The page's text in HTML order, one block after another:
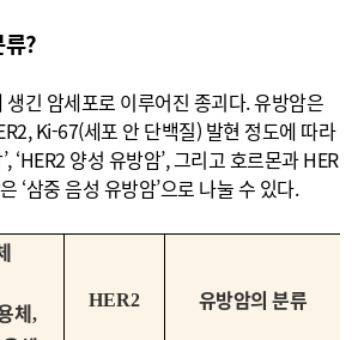
?
긴 암세포로 이루어진 종괴다. 유방암은
Ki-67(세포 안 단백질) 발현 정도에 따라
‘HER2 양성 유방암’, 그리고 호르몬과 HER
‘삼중 음성 유방암’으로 나눌 수 있다.
체,
HER2 유방암의 분류